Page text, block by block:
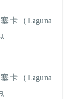
卡（Laguna
卡（Laguna